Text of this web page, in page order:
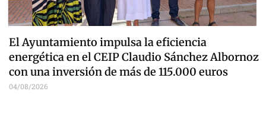
El Ayuntamiento impulsa la eficiencia
energética en el CEIP Claudio Sánchez Albornoz
con una inversión de más de 115.000 euros
04/08/2026